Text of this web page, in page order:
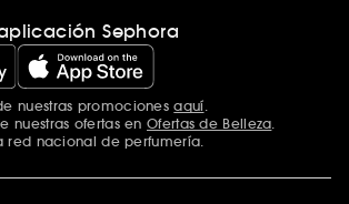
Sephora
nuestras promocionesaquí
nuestras ofertas en Ofertas de Belleza
red nacional de perfumería.